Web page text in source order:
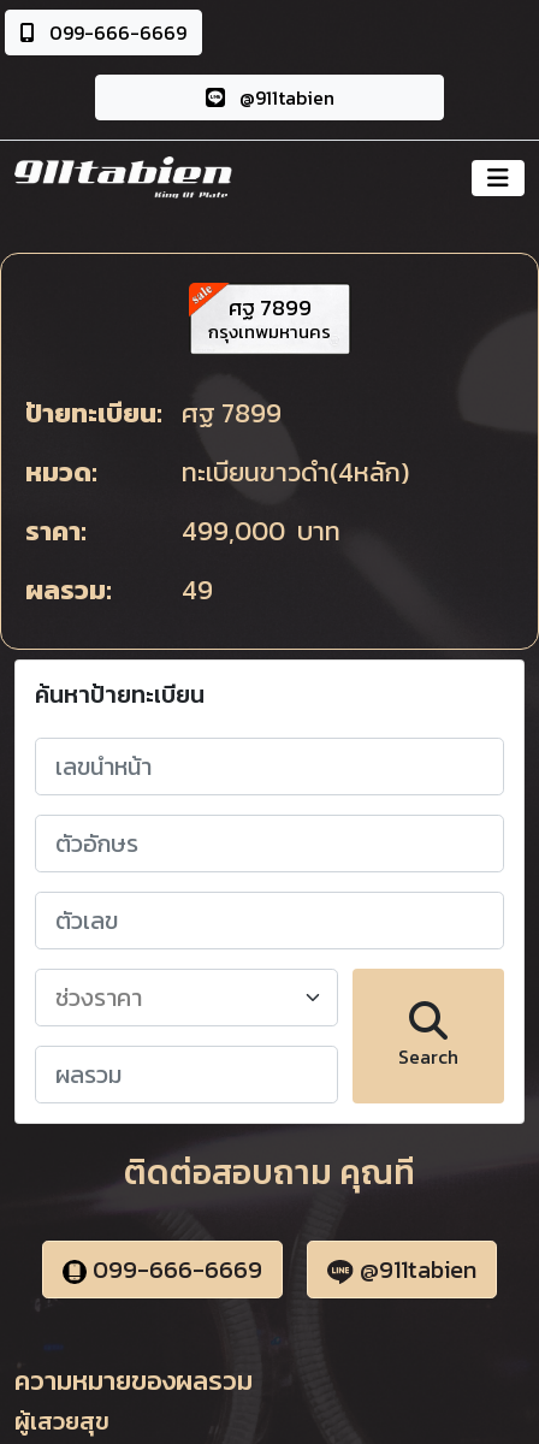
099-666-6669
@911tabien
ศฐ 7899
กรุงเทพมหานคร
ป้ายทะเบียน: ศฐ 7899
หมวด:
ทะเบียนขาวดำ(4หลัก)
ราคา:
499,000 บาท
ผลรวม:
49
ค้นหาป้ายทะเบียน
Search
ติดต่อสอบถาม คุณที
099-666-6669 @911tabien
ความหมายของผลรวม
ผู้เสวยสุข